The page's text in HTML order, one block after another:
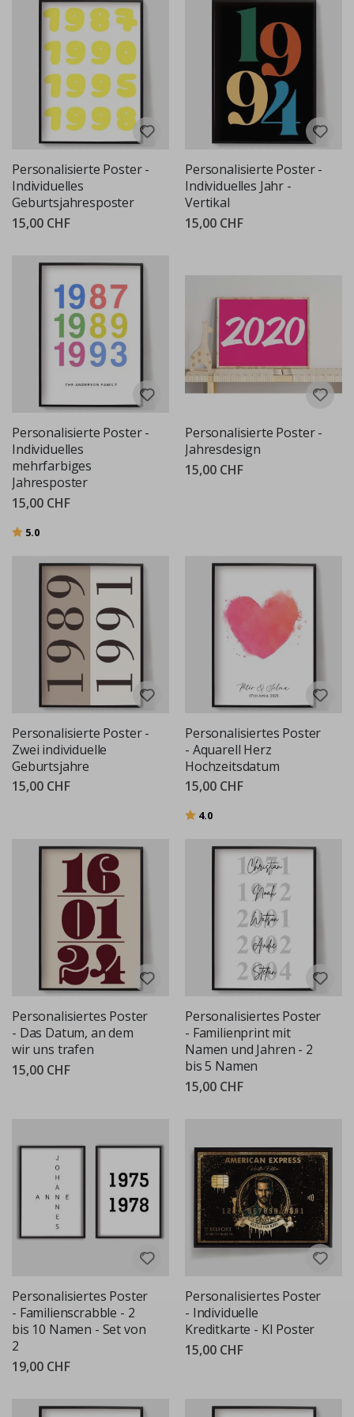
Personalisierte Poster -
Individuelles
Geburtsjahresposter
15,00 CHF
Personalisierte Poster -
Individuelles Jahr -
Vertikal
15,00 CHF
Personalisierte Poster -
Individuelles
mehrfarbiges
Jahresposter
15,00 CHF
Bewertung:
5.0
Personalisierte Poster -
Jahresdesign
15,00 CHF
Personalisierte Poster -
Zwei individuelle
Geburtsjahre
15,00 CHF
Personalisiertes Poster
- Aquarell Herz
Hochzeitsdatum
15,00 CHF
Bewertung:
4.0
Personalisiertes Poster
- Das Datum, an dem
wir uns trafen
15,00 CHF
Personalisiertes Poster
- Familienprint mit
Namen und Jahren - 2
bis 5 Namen
15,00 CHF
Personalisiertes Poster
- Familienscrabble - 2
bis 10 Namen - Set von
2
19,00 CHF
Personalisiertes Poster
- Individuelle
Kreditkarte - KI Poster
15,00 CHF